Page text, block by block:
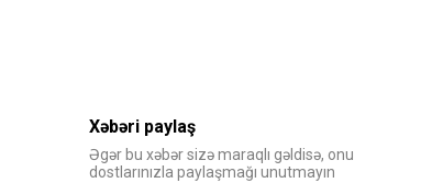
Xəbəri paylaş
Əgər bu xəbər sizə maraqlı gəldisə, onu
dostlarınızla paylaşmağı unutmayın